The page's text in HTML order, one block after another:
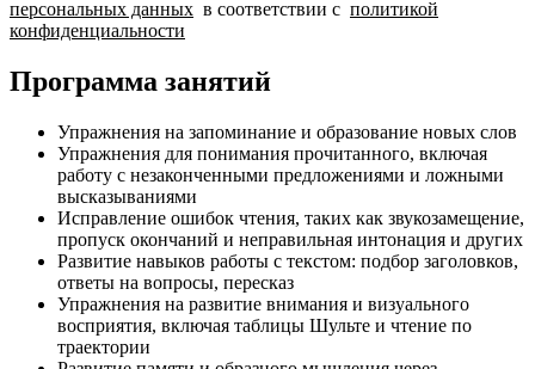
персональных данных в соответствии с политикой
конфиденциальности
Программа занятий
Упражнения на запоминание и образование новых слов
Упражнения для понимания прочитанного, включая
работу с незаконченными предложениями и ложными
высказываниями
Исправление ошибок чтения, таких как звукозамещение,
пропуск окончаний и неправильная интонация и других
Развитие навыков работы с текстом: подбор заголовков,
ответы на вопросы, пересказ
Упражнения на развитие внимания и визуального
восприятия, включая таблицы Шульте и чтение по
траектории